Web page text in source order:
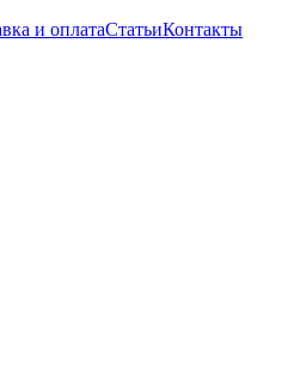
и оплатаСтатьиКонтакты